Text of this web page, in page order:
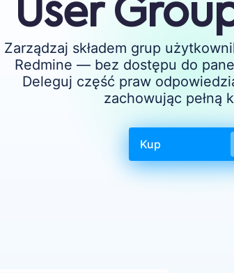
User
Zarządzaj składem grup
Redmine — bez dostępu do
Deleguj część praw
zachowując pełną
Kup